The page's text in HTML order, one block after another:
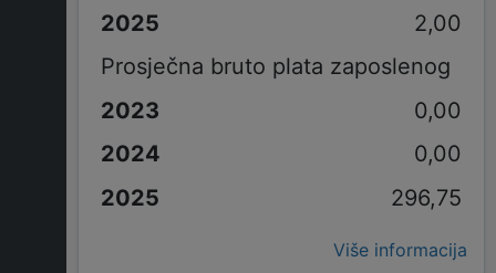
2,00
Prosječna bruto plata zaposlenog
0,00
0,00
296,75
Više informacija